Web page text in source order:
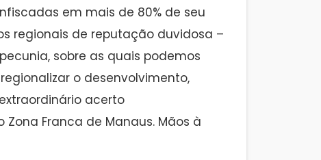
em mais de 80% de seu
regionais de reputação duvidosa –
sobre as quais podemos
o desenvolvimento,
acerto
Franca de Manaus. Mãos à